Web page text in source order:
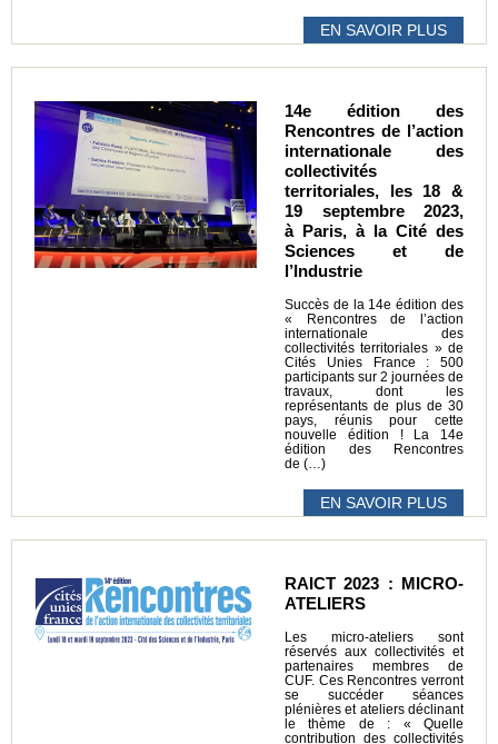
EN SAVOIR PLUS
14e édition des
Rencontres de l’action
internationale des
collectivités
territoriales, les 18 &
19 septembre 2023,
à Paris, à la Cité des
Sciences et de
l’Industrie
Succès de la 14e édition des
« Rencontres de l’action
internationale des
collectivités territoriales » de
Cités Unies France : 500
participants sur 2 journées de
travaux, dont les
représentants de plus de 30
pays, réunis pour cette
nouvelle édition ! La 14e
édition des Rencontres
de (…)
EN SAVOIR PLUS
RAICT 2023 : MICRO-
ATELIERS
Les micro-ateliers sont
réservés aux collectivités et
partenaires membres de
CUF. Ces Rencontres verront
se succéder séances
plénières et ateliers déclinant
le thème de : « Quelle
contribution des collectivités